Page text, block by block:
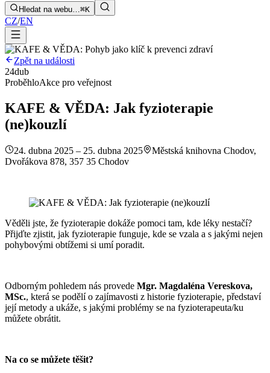
Hledat na webu…⌘K
CZ/EN
Zpět na události
24dub
ProběhloAkce pro veřejnost
KAFE & VĚDA: Jak fyzioterapie
(ne)kouzlí
24. dubna 2025 – 25. dubna 2025
Městská knihovna Chodov,
Dvořákova 878, 357 35 Chodov
Věděli jste, že fyzioterapie dokáže pomoci tam, kde léky nestačí?
Přijďte zjistit, jak fyzioterapie funguje, kde se vzala a s jakými nejen
pohybovými obtížemi si umí poradit.
Odborným pohledem nás provede Mgr. Magdaléna Vereskova,
MSc., která se podělí o zajímavosti z historie fyzioterapie, představí
její metody a ukáže, s jakými problémy se na fyzioterapeuta/ku
můžete obrátit.
Na co se můžete těšit?